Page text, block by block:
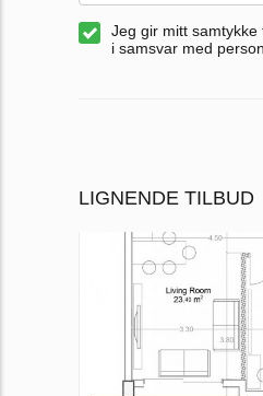
Jeg gir mitt
i samsvar med
LIGNENDE TILBUD